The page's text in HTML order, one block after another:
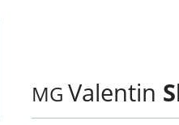
MG Valentin